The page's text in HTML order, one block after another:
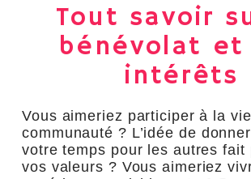
Tout savoir
bénévolat et
intérêts
Vous aimeriez participer à la
communauté ? L’idée de
votre temps pour les autres fait
vos valeurs ? Vous aimeriez